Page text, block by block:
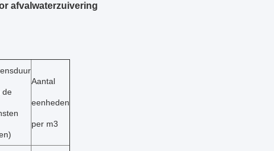
afvalwaterzuivering
de
Aantal
eenheden
per m3